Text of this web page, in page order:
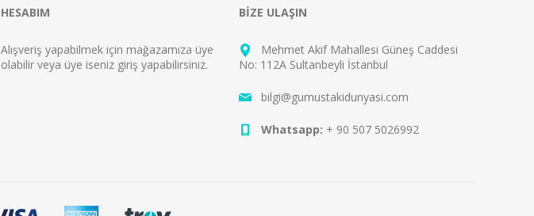
HESABIM
Alışveriş yapabilmek için mağazamıza üye
olabilir veya üye iseniz giriş yapabilirsiniz.
BİZE ULAŞIN
Mehmet Akif Mahallesi Güneş Caddesi
No: 112A Sultanbeyli İstanbul
bilgi@gumustakidunyasi.com
Whatsapp: + 90 507 5026992